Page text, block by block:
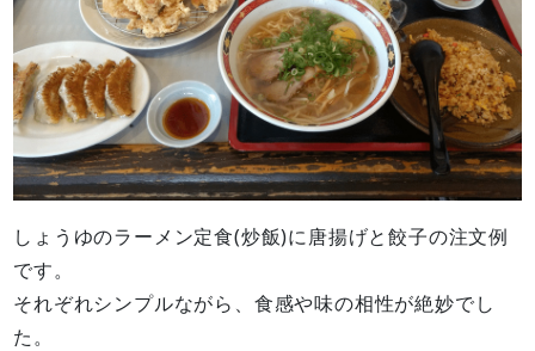
しょうゆのラーメン定食(炒飯)に唐揚げと餃子の注文例
です。
それぞれシンプルながら、食感や味の相性が絶妙でし
た。